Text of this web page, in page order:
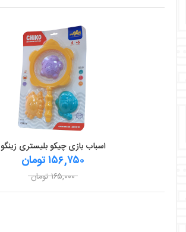
اسباب بازی چیکو بلیستری زینگو
۱۵۶,۷۵۰ تومان
۱۶۵,۰۰۰ تومان